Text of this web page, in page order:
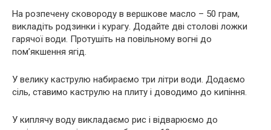
На розпечену сковороду в вершкове масло – 50 грам,
викладіть родзинки і курагу. Додайте дві столові ложки
гарячої води. Протушіть на повільному вогні до
пом’якшення ягід.
У велику каструлю набираємо три літри води. Додаємо
сіль, ставимо каструлю на плиту і доводимо до кипіння.
У киплячу воду викладаємо рис і відварюємо до